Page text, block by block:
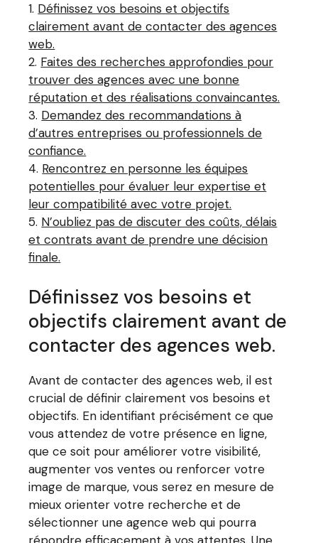
Définissez vos besoins et objectifs
clairement avant de contacter des agences
web.
Faites des recherches approfondies pour
trouver des agences avec une bonne
réputation et des réalisations convaincantes.
Demandez des recommandations à
d’autres entreprises ou professionnels de
confiance.
Rencontrez en personne les équipes
potentielles pour évaluer leur expertise et
leur compatibilité avec votre projet.
N’oubliez pas de discuter des coûts, délais
et contrats avant de prendre une décision
finale.
Définissez vos besoins et
objectifs clairement avant de
contacter des agences web.
Avant de contacter des agences web, il est
crucial de définir clairement vos besoins et
objectifs. En identifiant précisément ce que
vous attendez de votre présence en ligne,
que ce soit pour améliorer votre visibilité,
augmenter vos ventes ou renforcer votre
image de marque, vous serez en mesure de
mieux orienter votre recherche et de
sélectionner une agence web qui pourra
répondre efficacement à vos attentes. Une